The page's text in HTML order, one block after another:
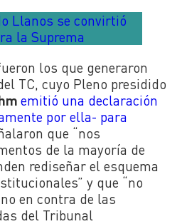
Llanos se convirtió
la Suprema
los que generaron
TC, cuyo Pleno presidido
emitió una declaración
por ella- para
que “nos
de la mayoría de
rediseñar el esquema
y que “no
en contra de las
del Tribunal